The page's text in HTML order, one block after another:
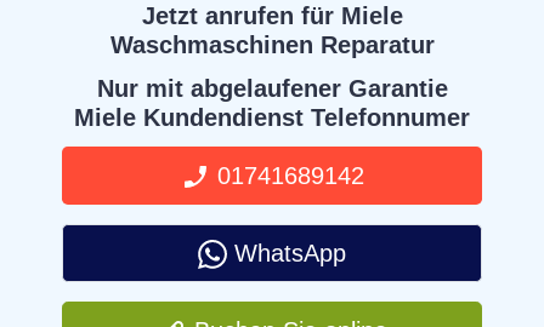
Jetzt anrufen für Miele
Waschmaschinen Reparatur
Nur mit abgelaufener Garantie
Miele Kundendienst Telefonnumer
01741689142
WhatsApp